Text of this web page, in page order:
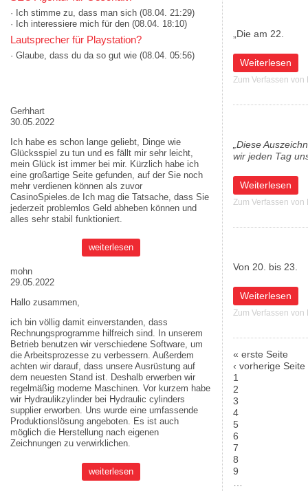
· Ich stimme zu, dass man sich (08.04. 21:29)
· Ich interessiere mich für den (08.04. 18:10)
Lautsprecher für Playstation?
· Glaube, dass du da so gut wie (08.04. 05:56)
Gerhhart
30.05.2022
Ich habe es schon lange geliebt, Dinge wie
Glücksspiel zu tun und es fällt mir sehr leicht,
mein Glück ist immer bei mir. Kürzlich habe ich
eine großartige Seite gefunden, auf der Sie noch
mehr verdienen können als zuvor
CasinoSpieles.de Ich mag die Tatsache, dass Sie
jederzeit problemlos Geld abheben können und
alles sehr stabil funktioniert.
weiterlesen
mohn
29.05.2022
Hallo zusammen,
ich bin völlig damit einverstanden, dass
Rechnungsprogramme hilfreich sind. In unserem
Betrieb benutzen wir verschiedene Software, um
die Arbeitsprozesse zu verbessern. Außerdem
achten wir darauf, dass unsere Ausrüstung auf
dem neuesten Stand ist. Deshalb erwerben wir
regelmäßig moderne Maschinen. Vor kurzem habe
wir Hydraulikzylinder bei Hydraulic cylinders
supplier erworben. Uns wurde eine umfassende
Produktionslösung angeboten. Es ist auch
möglich die Herstellung nach eigenen
Zeichnungen zu verwirklichen.
weiterlesen
„Die am 22.
Weiterlesen
über "Aktion
Zum Verfassen
„Diese
wir jeden Tag
Weiterlesen
über
Zum Verfassen
Von 20. bis 23.
Weiterlesen
über Die Late
Zum Verfassen
Seiten
« erste Seite
‹ vorherige Seite
1
2
3
4
5
6
7
8
9